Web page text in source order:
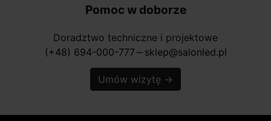
Pomoc w doborze
Doradztwo techniczne i projektowe
(+48) 694-000-777 horizontal_rule sklep@salonled.pl
Umów wizytę →